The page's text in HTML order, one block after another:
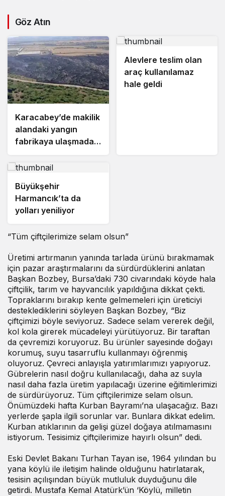
Göz Atın
Karacabey’de makilik
alandaki yangın
fabrikaya ulaşmadan
Alevlere teslim olan
araç kullanılamaz
hale geldi
Büyükşehir
Harmancık’ta da
yolları yeniliyor
“Tüm çiftçilerimize selam olsun”
Üretimi artırmanın yanında tarlada ürünü bırakmamak
için pazar araştırmalarını da sürdürdüklerini anlatan
Başkan Bozbey, Bursa’daki 730 civarındaki köyde hala
çiftçilik, tarım ve hayvancılık yapıldığına dikkat çekti.
Topraklarını bırakıp kente gelmemeleri için üreticiyi
desteklediklerini söyleyen Başkan Bozbey, “Biz
çiftçimizi böyle seviyoruz. Sadece selam vererek değil,
kol kola girerek mücadeleyi yürütüyoruz. Bir taraftan
da çevremizi koruyoruz. Bu ürünler sayesinde doğayı
korumuş, suyu tasarruflu kullanmayı öğrenmiş
oluyoruz. Çevreci anlayışla yatırımlarımızı yapıyoruz.
Gübrelerin nasıl doğru kullanılacağı, daha az suyla
nasıl daha fazla üretim yapılacağı üzerine eğitimlerimizi
de sürdürüyoruz. Tüm çiftçilerimize selam olsun.
Önümüzdeki hafta Kurban Bayramı’na ulaşacağız. Bazı
yerlerde şapla ilgili sorunlar var. Bunlara dikkat edelim.
Kurban atıklarının da gelişi güzel doğaya atılmamasını
istiyorum. Tesisimiz çiftçilerimize hayırlı olsun” dedi.
Eski Devlet Bakanı Turhan Tayan ise, 1964 yılından bu
yana köylü ile iletişim halinde olduğunu hatırlatarak,
tesisin açılışından büyük mutluluk duyduğunu dile
getirdi. Mustafa Kemal Atatürk’ün ‘Köylü, milletin